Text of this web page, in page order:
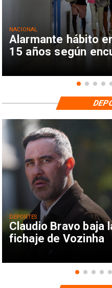
Alarmante hábito
15 años según
NACIONAL
Claudio Bravo baja
fichaje de Vozinha
DEPORTES